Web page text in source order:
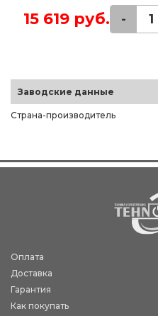
15 619 руб. -
Заводские данные
Страна-производитель
Оплата
Доставка
Гарантия
Как покупать